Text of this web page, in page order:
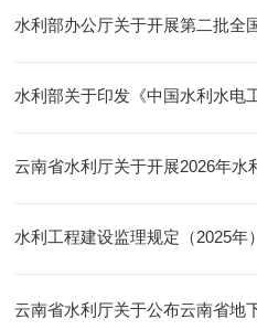
水利工程建设监理规定（2025年）